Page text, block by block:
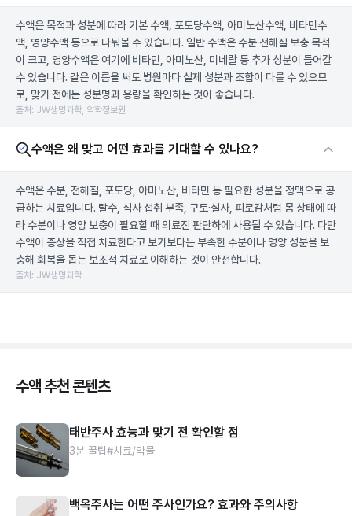
수액은 목적과 성분에 따라 기본 수액, 포도당수액, 아미노산수액, 비타민수
액, 영양수액 등으로 나눠볼 수 있습니다. 일반 수액은 수분·전해질 보충 목적
이 크고, 영양수액은 여기에 비타민, 아미노산, 미네랄 등 추가 성분이 들어갈
수 있습니다. 같은 이름을 써도 병원마다 실제 성분과 조합이 다를 수 있으므
로, 맞기 전에는 성분명과 용량을 확인하는 것이 좋습니다.
출처: JW생명과학, 약학정보원
수액은 왜 맞고 어떤 효과를 기대할 수 있나요?
수액은 수분, 전해질, 포도당, 아미노산, 비타민 등 필요한 성분을 정맥으로 공
급하는 치료입니다. 탈수, 식사 섭취 부족, 구토·설사, 피로감처럼 몸 상태에 따
라 수분이나 영양 보충이 필요할 때 의료진 판단하에 사용될 수 있습니다. 다만
수액이 증상을 직접 치료한다고 보기보다는 부족한 수분이나 영양 성분을 보
충해 회복을 돕는 보조적 치료로 이해하는 것이 안전합니다.
출처: JW생명과학
수액 추천 콘텐츠
태반주사 효능과 맞기 전 확인할 점
3분 꿀팁#치료/약물
백옥주사는 어떤 주사인가요? 효과와 주의사항